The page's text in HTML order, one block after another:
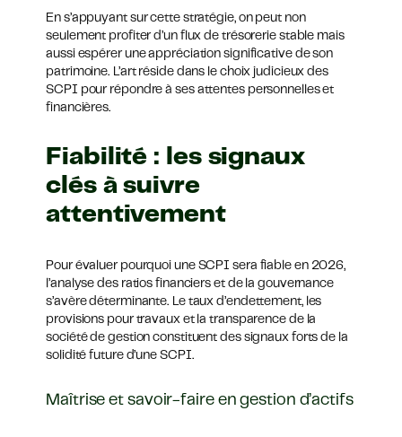
En s’appuyant sur cette stratégie, on peut non
seulement profiter d’un flux de trésorerie stable mais
aussi espérer une appréciation significative de son
patrimoine. L’art réside dans le choix judicieux des
SCPI pour répondre à ses attentes personnelles et
financières.
Fiabilité : les signaux
clés à suivre
attentivement
Pour évaluer pourquoi une SCPI sera fiable en 2026,
l’analyse des ratios financiers et de la gouvernance
s’avère déterminante. Le taux d’endettement, les
provisions pour travaux et la transparence de la
société de gestion constituent des signaux forts de la
solidité future d’une SCPI.
Maîtrise et savoir-faire en gestion d’actifs